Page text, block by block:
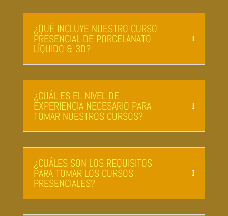
¿QUÉ INCLUYE NUESTRO CURSO
PRESENCIAL DE PORCELANATO
LÍQUIDO & 3D?
¿CUÁL ES EL NIVEL DE
EXPERIENCIA NECESARIO PARA
TOMAR NUESTROS CURSOS?
¿CUÁLES SON LOS REQUISITOS
PARA TOMAR LOS CURSOS
PRESENCIALES?